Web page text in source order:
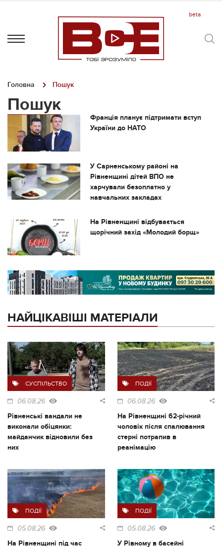
Головна Пошук
Пошук
Франція планує підтримати вступ
України до НАТО
У Сарненському районі на
Рівненщині дітей ВПО не
харчували безоплатно у
навчальних закладах
На Рівненщині відбувається
щорічний захід «Молодий борщ»
НАЙЦІКАВІШІ МАТЕРІАЛИ
СУСПІЛЬСТВО
06.08.26
Рівненські вандали не
виконали обіцянки:
майданчик відновили без
них
ПОДІЇ
06.08.26
На Рівненщині 62-річний
чоловік після спалювання
стерні потрапив в
реанімацію
ПОДІЇ
05.08.26
На Рівненщині під час
ПОДІЇ
05.08.26
У Рівному в басейні